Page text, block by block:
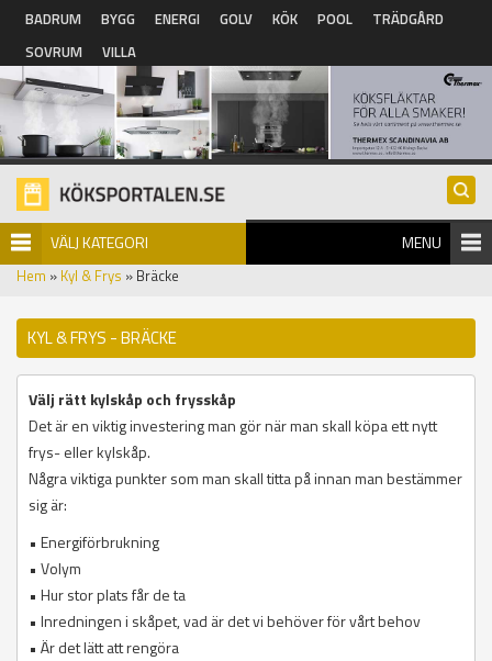
Hoppa till huvudinnehåll
BADRUM BYGG ENERGI GOLV KÖK POOL
TRÄDGÅRD
SOVRUM
VILLA
VÄLJ KATEGORI MENU
Hem » Kyl & Frys » Bräcke
KYL & FRYS - BRÄCKE
Välj rätt kylskåp och frysskåp
Det är en viktig investering man gör när man skall köpa ett nytt
frys- eller kylskåp.
Några viktiga punkter som man skall titta på innan man bestämmer
sig är:
• Energiförbrukning
• Volym
• Hur stor plats får de ta
• Inredningen i skåpet, vad är det vi behöver för vårt behov
• Är det lätt att rengöra